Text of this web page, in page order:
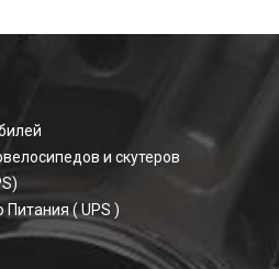
и скутеров
Питания ( UPS )